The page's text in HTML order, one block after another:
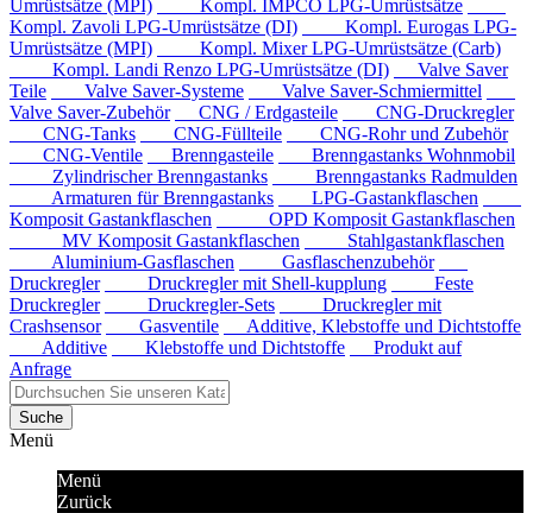
Umrüstsätze (MPI)
Kompl. IMPCO LPG-Umrüstsätze
Kompl. Zavoli LPG-Umrüstsätze (DI)
Kompl. Eurogas LPG-
Umrüstsätze (MPI)
Kompl. Mixer LPG-Umrüstsätze (Carb)
Kompl. Landi Renzo LPG-Umrüstsätze (DI)
Valve Saver
Teile
Valve Saver-Systeme
Valve Saver-Schmiermittel
Valve Saver-Zubehör
CNG / Erdgasteile
CNG-Druckregler
CNG-Tanks
CNG-Füllteile
CNG-Rohr und Zubehör
CNG-Ventile
Brenngasteile
Brenngastanks Wohnmobil
Zylindrischer Brenngastanks
Brenngastanks Radmulden
Armaturen für Brenngastanks
LPG-Gastankflaschen
Komposit Gastankflaschen
OPD Komposit Gastankflaschen
MV Komposit Gastankflaschen
Stahlgastankflaschen
Aluminium-Gasflaschen
Gasflaschenzubehör
Druckregler
Druckregler mit Shell-kupplung
Feste
Druckregler
Druckregler-Sets
Druckregler mit
Crashsensor
Gasventile
Additive, Klebstoffe und Dichtstoffe
Additive
Klebstoffe und Dichtstoffe
Produkt auf
Anfrage
Suche
Menü
Menü
Zurück